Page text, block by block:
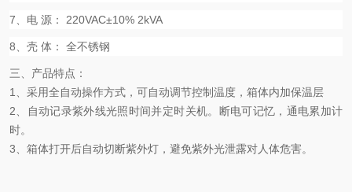
7 、电 源： 220VAC±10% 2kVA
8 、壳 体： 全不锈钢
三、产品特点：
1
、采用全自动操作方式，可自动调节控制温度，箱体内加保温层
2 、自动记录紫外线光照时间并定时关机。断电可记忆，通电累加计
时。
3 、箱体打开后自动切断紫外灯，避免紫外光泄露对人体危害。